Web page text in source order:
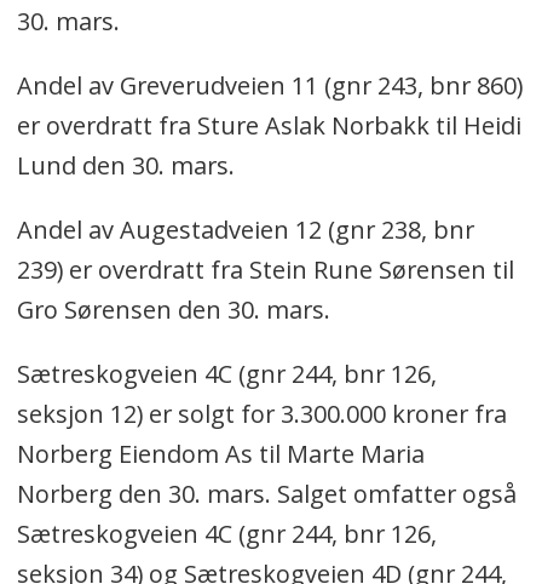
30. mars.
Andel av Greverudveien 11 (gnr 243, bnr 860)
er overdratt fra Sture Aslak Norbakk til Heidi
Lund den 30. mars.
Andel av Augestadveien 12 (gnr 238, bnr
239) er overdratt fra Stein Rune Sørensen til
Gro Sørensen den 30. mars.
Sætreskogveien 4C (gnr 244, bnr 126,
seksjon 12) er solgt for 3.300.000 kroner fra
Norberg Eiendom As til Marte Maria
Norberg den 30. mars. Salget omfatter også
Sætreskogveien 4C (gnr 244, bnr 126,
seksjon 34) og Sætreskogveien 4D (gnr 244,